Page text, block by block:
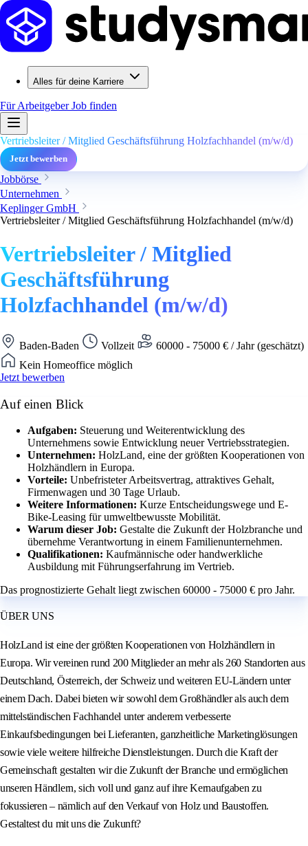
Alles für deine Karriere
Für ArbeitgeberJob finden
Vertriebsleiter / Mitglied Geschäftsführung Holzfachhandel (m/w/d)
Jetzt bewerben
Jobbörse
Unternehmen
Keplinger GmbH
Vertriebsleiter / Mitglied Geschäftsführung Holzfachhandel (m/w/d)
Vertriebsleiter / Mitglied
Geschäftsführung
Holzfachhandel (m/w/d)
Baden-Baden Vollzeit
60000 - 75000 € / Jahr (geschätzt)
Kein Homeoffice möglich
Jetzt bewerben
Auf einen Blick
Aufgaben: Steuerung und Weiterentwicklung des
Unternehmens sowie Entwicklung neuer Vertriebsstrategien.
Unternehmen: HolzLand, eine der größten Kooperationen von
Holzhändlern in Europa.
Vorteile: Unbefristeter Arbeitsvertrag, attraktives Gehalt,
Firmenwagen und 30 Tage Urlaub.
Weitere Informationen: Kurze Entscheidungswege und E-
Bike-Leasing für umweltbewusste Mobilität.
Warum dieser Job: Gestalte die Zukunft der Holzbranche und
übernehme Verantwortung in einem Familienunternehmen.
Qualifikationen: Kaufmännische oder handwerkliche
Ausbildung mit Führungserfahrung im Vertrieb.
Das prognostizierte Gehalt liegt zwischen 60000 - 75000 € pro Jahr.
ÜBER UNS
HolzLand ist eine der größten Kooperationen von Holzhändlern in
Europa. Wir vereinen rund 200 Mitglieder an mehr als 260 Standorten aus
Deutschland, Österreich, der Schweiz und weiteren EU-Ländern unter
einem Dach. Dabei bieten wir sowohl dem Großhändler als auch dem
mittelständischen Fachhandel unter anderem verbesserte
Einkaufsbedingungen bei Lieferanten, ganzheitliche Marketinglösungen
sowie viele weitere hilfreiche Dienstleistungen. Durch die Kraft der
Gemeinschaft gestalten wir die Zukunft der Branche und ermöglichen
unseren Händlern, sich voll und ganz auf ihre Kernaufgaben zu
fokussieren – nämlich auf den Verkauf von Holz und Baustoffen.
Gestaltest du mit uns die Zukunft?